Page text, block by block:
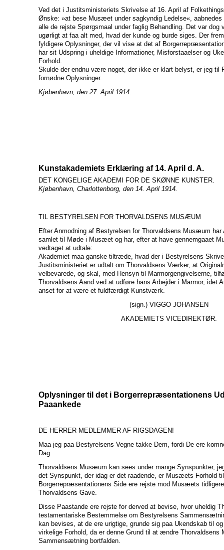
Ved det i Justitsministeriets Skrivelse af 16. April af
Ønske: »at bese Musæet under sagkyndig Ledelse«, aabnedes
alle de rejste Spørgsmaal under faglig Behandling. Det var
ugørligt at faa alt med, hvad der kunde og burde siges. Der
fyldigere Oplysninger, der vil vise at det af
har sit Udspring i uheldige Informationer, Misforstaaelser og
Forhold.
Skulde der endnu være noget, der ikke er klart belyst, er jeg til
fornødne Oplysninger.
Kjøbenhavn, den 27. April 1914.
Kunstakademiets Erklæring af 14. April d. A.
DET KONGELIGE AKADEMI FOR DE SKØNNE KUNSTER.
Kjøbenhavn, Charlottenborg, den 14. April 1914.
TIL BESTYRELSEN FOR THORVALDSENS MUSÆUM
Efter Anmodning af Bestyrelsen for Thorvaldsens Musæum
samlet til Møde i Musæet og har, efter at have gennemgaaet
vedtaget at udtale:
Akademiet maa ganske tiltræde, hvad der i Bestyrelsens
Justitsministeriet er udtalt om Thorvaldsens Værker, at
velbevarede, og skal, med Hensyn til Marmorgengivelserne,
Thorvaldsens Aand ved at udføre hans Arbejder i Marmor, idet
anset for at være et fuldfærdigt Kunstværk.
(sign.) VIGGO JOHANSEN
AKADEMIETS VICEDIREKTØR.
Oplysninger til det i Borgerrepræsentationens
Paaankede
DE HERRER MEDLEMMER AF RIGSDAGEN!
Maa jeg paa Bestyrelsens Vegne takke Dem, fordi De ere
Dag.
Thorvaldsens Musæum kan sees under mange Synspunkter,
det Synspunkt, der idag er det raadende, er Musæets Forhold
Borgerrepræsentationens Side ere rejste mod Musæets
Thorvaldsens Gave.
Disse Paastande ere rejste for derved at bevise, hvor uheldig
testamentariske Bestemmelse om Bestyrelsens
kan bevises, at de ere urigtige, grunde sig paa Ukendskab til
virkelige Forhold, da er denne Grund til at ændre
Sammensætning bortfalden.